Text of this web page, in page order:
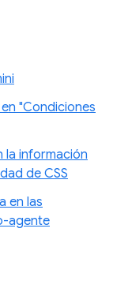
"Condiciones
la información
de CSS
en las
agente